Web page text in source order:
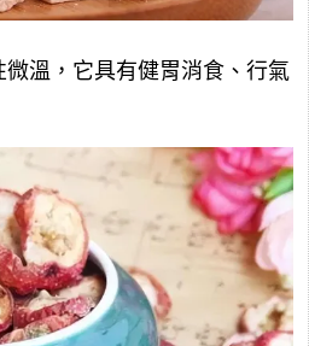
微溫，它具有健胃消食、行氣